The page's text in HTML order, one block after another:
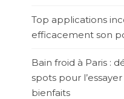
Top applications
efficacement son
Bain froid à Paris :
spots pour
bienfaits